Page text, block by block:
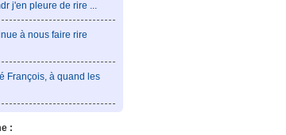
j'en pleure de rire ...
à nous faire rire
François, à quand les
: